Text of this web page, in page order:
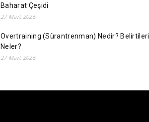
Baharat Çeşidi
27 Mart 2026
Overtraining (Sürantrenman) Nedir? Belirtileri
Neler?
27 Mart 2026